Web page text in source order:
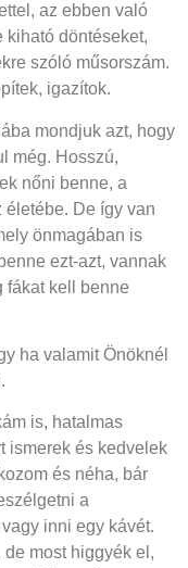
az ebben való
kiható döntéseket,
szóló műsorszám.
igazítok.
mondjuk azt, hogy
még. Hosszú,
nőni benne, a
életébe. De így van
önmagában is
ezt-azt, vannak
fákat kell benne
ha valamit Önöknél
is, hatalmas
ismerek és kedvelek
és néha, bár
a
inni egy kávét.
most higgyék el,